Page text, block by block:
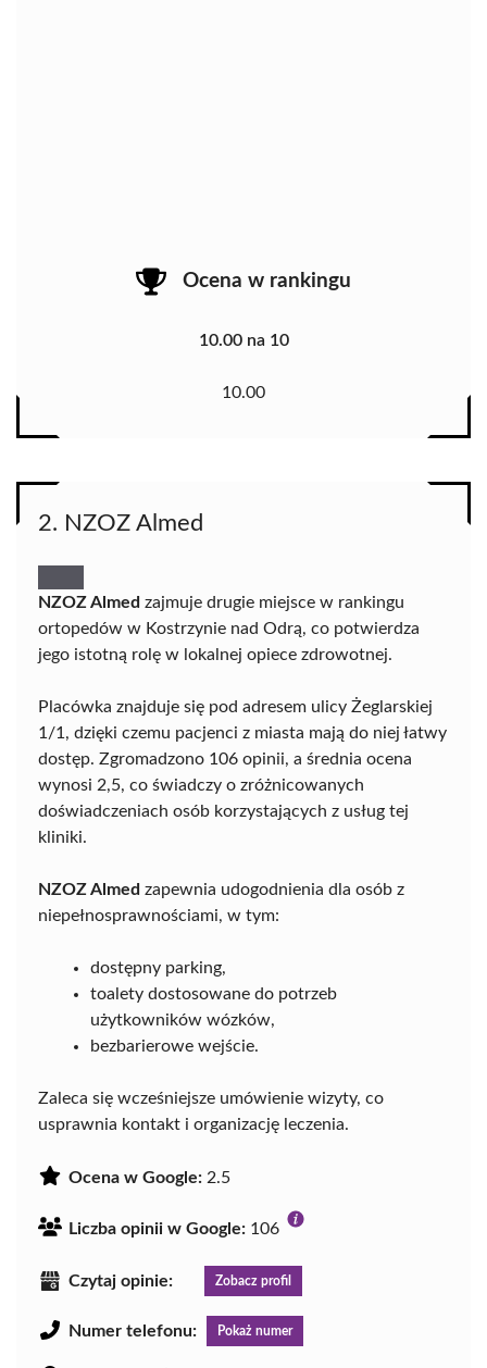
Ocena w rankingu
10.00 na 10
10.00
2. NZOZ Almed
NZOZ Almed zajmuje drugie miejsce w rankingu
ortopedów w Kostrzynie nad Odrą, co potwierdza
jego istotną rolę w lokalnej opiece zdrowotnej.
Placówka znajduje się pod adresem ulicy Żeglarskiej
1/1, dzięki czemu pacjenci z miasta mają do niej łatwy
dostęp. Zgromadzono 106 opinii, a średnia ocena
wynosi 2,5, co świadczy o zróżnicowanych
doświadczeniach osób korzystających z usług tej
kliniki.
NZOZ Almed zapewnia udogodnienia dla osób z
niepełnosprawnościami, w tym:
dostępny parking,
toalety dostosowane do potrzeb
użytkowników wózków,
bezbarierowe wejście.
Zaleca się wcześniejsze umówienie wizyty, co
usprawnia kontakt i organizację leczenia.
Ocena w Google: 2.5
Liczba opinii w Google: 106
Czytaj opinie: Zobacz profil
Numer telefonu: Pokaż numer